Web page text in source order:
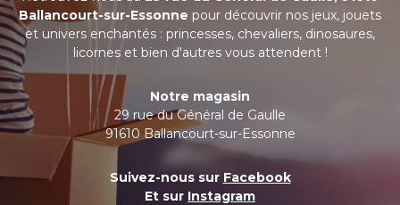
Ballancourt-sur-Essonne pour découvrir nos jeux, jouets
et univers enchantés : princesses, chevaliers, dinosaures,
licornes et bien d'autres vous attendent !
Notre magasin
29 rue du Général de Gaulle
91610 Ballancourt-sur-Essonne
Suivez-nous sur Facebook
Et sur Instagram